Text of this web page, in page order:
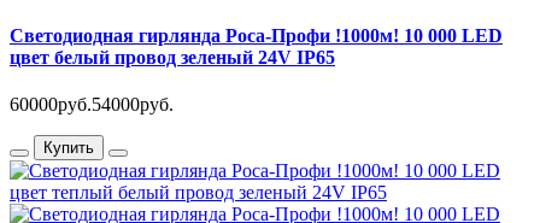
Светодиодная гирлянда Роса-Профи !1000м! 10 000 LED
цвет белый провод зеленый 24V IP65
60000руб.54000руб.
Купить